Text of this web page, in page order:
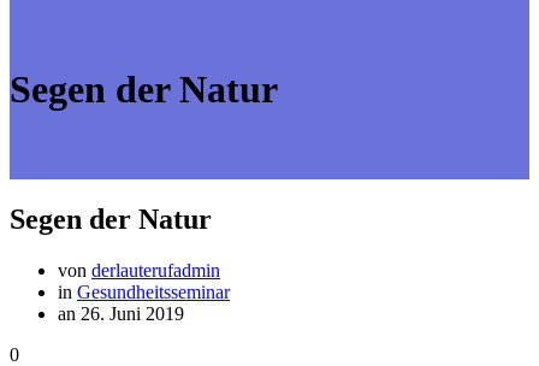
Segen der Natur
Segen der Natur
von derlauterufadmin
in Gesundheitsseminar
an 26. Juni 2019
0